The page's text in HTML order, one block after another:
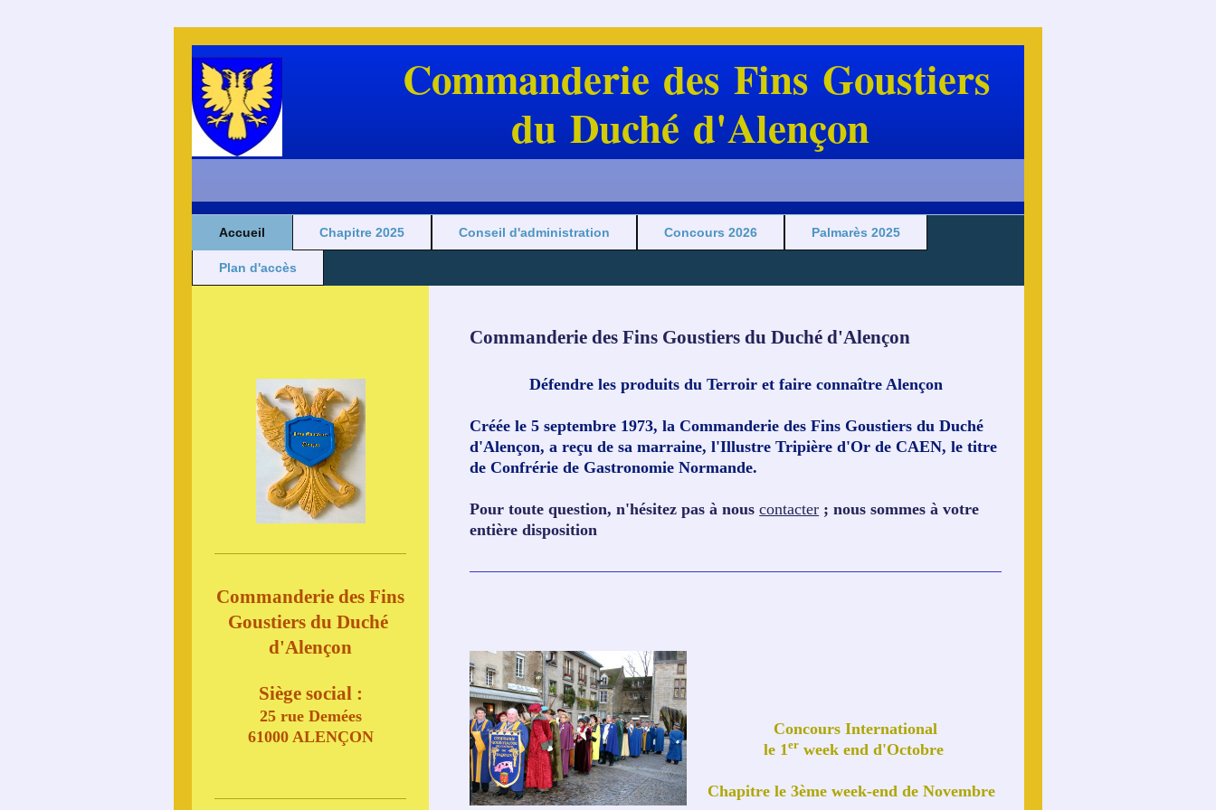
Commanderie des Fins Goustiers
du Duché d'Alençon
Accueil Chapitre 2025 Conseil d'administration Concours 2026 Palmarès 2025
Plan d'accès
Commanderie des Fins Goustiers du Duché d'Alençon
Défendre les produits du Terroir et faire connaître Alençon
Créée le 5 septembre 1973, la Commanderie des Fins Goustiers du Duché
d'Alençon, a reçu de sa marraine, l'Illustre Tripière d'Or de CAEN, le titre
de Confrérie de Gastronomie Normande.
Pour toute question, n'hésitez pas à nouscontacter ; nous sommes à votre
entière disposition
Concours International
le 1 erweek end d'Octobre
Chapitre le 3ème week-end de Novembre
​Commanderie des Fins
Goustiers du Duché
d'Alençon
Siège social :
25 rue Demées
61000 ALENÇON